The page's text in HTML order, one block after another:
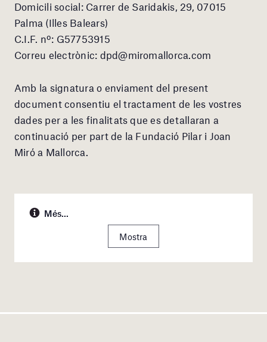
Domicili social: Carrer de Saridakis, 29, 07015
Palma (Illes Balears)
C.I.F. nº: G57753915
Correu electrònic: dpd@miromallorca.com
Amb la signatura o enviament del present
document consentiu el tractament de les vostres
dades per a les finalitats que es detallaran a
continuació per part de la Fundació Pilar i Joan
Miró a Mallorca.
Més...
Mostra